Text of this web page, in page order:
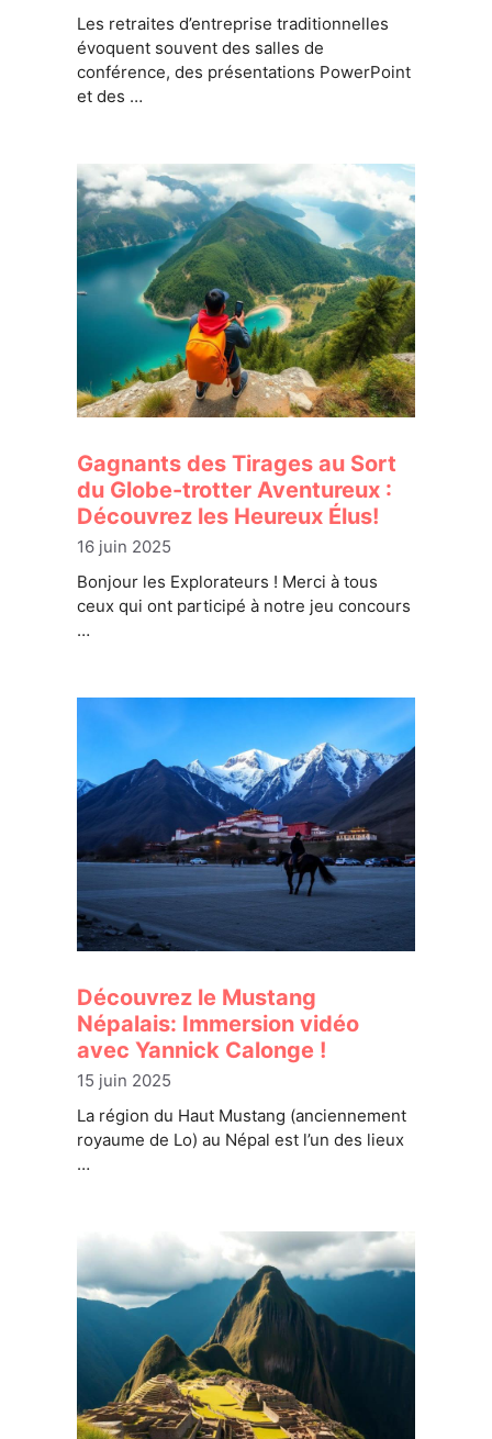
Les retraites d’entreprise traditionnelles
évoquent souvent des salles de
conférence, des présentations PowerPoint
et des …
Gagnants des Tirages au Sort
du Globe-trotter Aventureux :
Découvrez les Heureux Élus!
16 juin 2025
Bonjour les Explorateurs ! Merci à tous
ceux qui ont participé à notre jeu concours
…
Découvrez le Mustang
Népalais: Immersion vidéo
avec Yannick Calonge !
15 juin 2025
La région du Haut Mustang (anciennement
royaume de Lo) au Népal est l’un des lieux
…